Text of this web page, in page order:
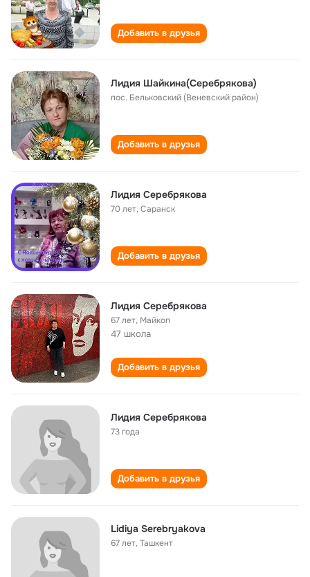
Добавить в друзья
Лидия Шайкина(Серебрякова)
пос. Бельковский (Веневский район)
Добавить в друзья
Лидия Серебрякова
70 лет,Саранск
Добавить в друзья
Лидия Серебрякова
67 лет, Майкоп
47 школа
Добавить в друзья
Лидия Серебрякова
73 года
Добавить в друзья
Lidiya Serebryakova
67 лет,Ташкент